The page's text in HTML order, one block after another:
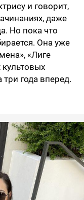
и говорит,
даже
Но пока что
Она уже
«Лиге
культовых
три года вперед.